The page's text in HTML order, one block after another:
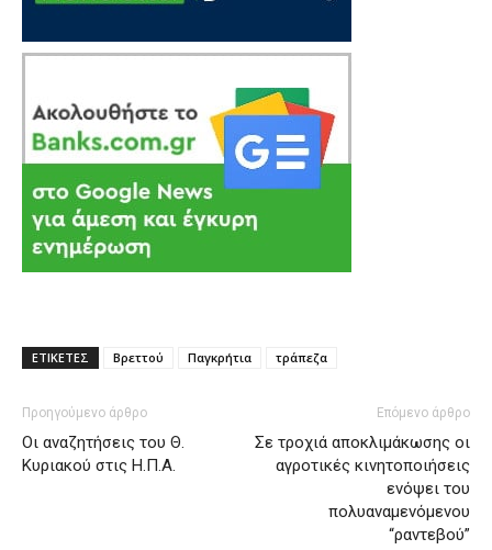
ΕΤΙΚΕΤΕΣ Βρεττού Παγκρήτια τράπεζα
Προηγούμενο άρθρο
Οι αναζητήσεις του Θ.
Κυριακού στις Η.Π.Α.
Επόμενο άρθρο
Σε τροχιά αποκλιμάκωσης οι
αγροτικές κινητοποιήσεις
ενόψει του
πολυαναμενόμενου
“ραντεβού”